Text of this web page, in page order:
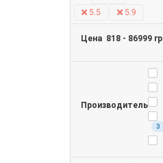
5.5
5.9
Цена 818 - 86999
Производитель
3